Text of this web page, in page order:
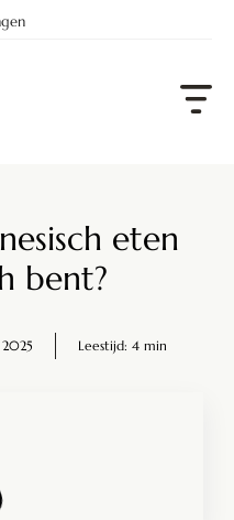
eten
bent?
Leestijd: 4 min